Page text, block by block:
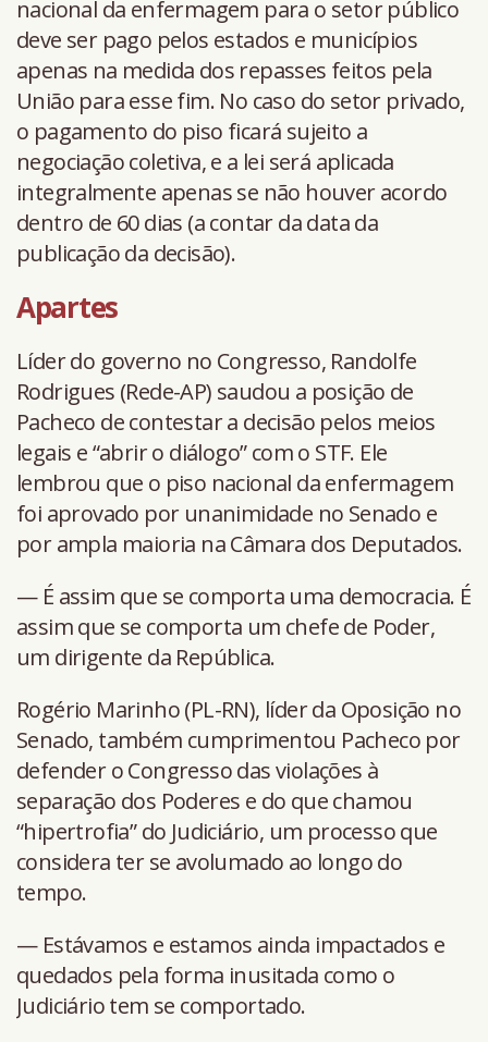
nacional da enfermagem para o setor público
deve ser pago pelos estados e municípios
apenas na medida dos repasses feitos pela
União para esse fim. No caso do setor privado,
o pagamento do piso ficará sujeito a
negociação coletiva, e a lei será aplicada
integralmente apenas se não houver acordo
dentro de 60 dias (a contar da data da
publicação da decisão).
Apartes
Líder do governo no Congresso, Randolfe
Rodrigues (Rede-AP) saudou a posição de
Pacheco de contestar a decisão pelos meios
legais e “abrir o diálogo” com o STF. Ele
lembrou que o piso nacional da enfermagem
foi aprovado por unanimidade no Senado e
por ampla maioria na Câmara dos Deputados.
— É assim que se comporta uma democracia. É
assim que se comporta um chefe de Poder,
um dirigente da República.
Rogério Marinho (PL-RN), líder da Oposição no
Senado, também cumprimentou Pacheco por
defender o Congresso das violações à
separação dos Poderes e do que chamou
“hipertrofia” do Judiciário, um processo que
considera ter se avolumado ao longo do
tempo.
— Estávamos e estamos ainda impactados e
quedados pela forma inusitada como o
Judiciário tem se comportado.